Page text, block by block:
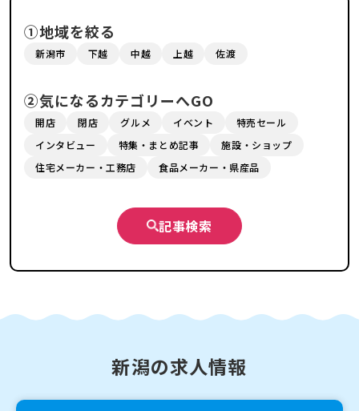
①地域を絞る
新潟市 下越 中越 上越 佐渡
②気になるカテゴリーへGO
開店 閉店 グルメ イベント
特売セール
インタビュー
特集・まとめ記事
施設・ショップ
住宅メーカー・工務店
食品メーカー・県産品
記事検索
新潟の求人情報